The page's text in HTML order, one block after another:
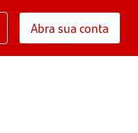
Abra sua conta